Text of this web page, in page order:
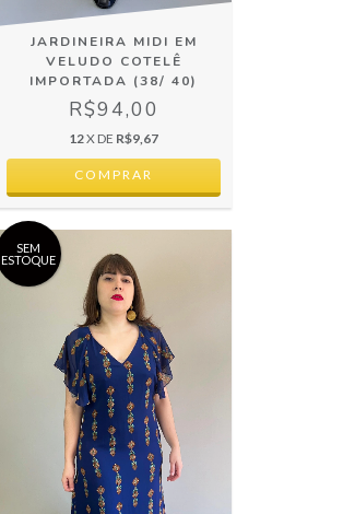
JARDINEIRA MIDI EM
VELUDO COTELÊ
IMPORTADA (38/ 40)
R$94,00
12X DE R$9,67
SEM
ESTOQUE